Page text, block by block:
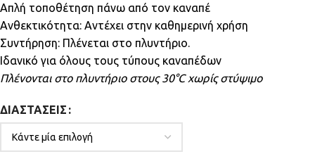
Απλή τοποθέτηση πάνω από τον καναπέ
Ανθεκτικότητα: Αντέχει στην καθημερινή χρήση
Συντήρηση: Πλένεται στο πλυντήριο.
Ιδανικό για όλους τους τύπους καναπέδων
Πλένονται στο πλυντήριο στους 30°C χωρίς στύψιμο
ΔΙΑΣΤΆΣΕΙΣ